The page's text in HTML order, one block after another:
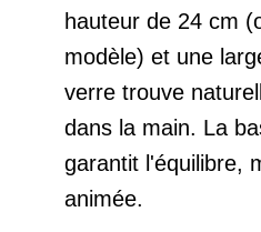
hauteur de 24 cm
modèle) et une
verre trouve
dans la main. La
garantit l'équilibre,
animée.